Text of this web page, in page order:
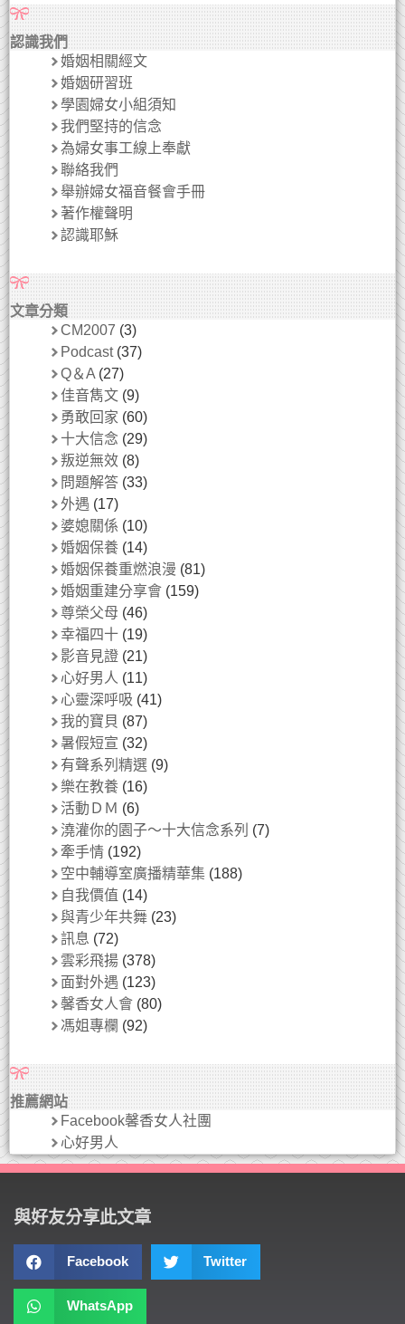
認識我們
婚姻相關經文
婚姻研習班
學園婦女小組須知
我們堅持的信念
為婦女事工線上奉獻
聯絡我們
舉辦婦女福音餐會手冊
著作權聲明
認識耶穌
文章分類
CM2007 (3)
Podcast(37)
Q＆A (27)
佳音雋文 (9)
勇敢回家 (60)
十大信念 (29)
叛逆無效 (8)
問題解答 (33)
外遇 (17)
婆媳關係 (10)
婚姻保養 (14)
婚姻保養重燃浪漫 (81)
婚姻重建分享會 (159)
尊榮父母 (46)
幸福四十 (19)
影音見證 (21)
心好男人 (11)
心靈深呼吸 (41)
我的寶貝 (87)
暑假短宣 (32)
有聲系列精選 (9)
樂在教養 (16)
活動ＤＭ (6)
澆灌你的園子～十大信念系列 (7)
牽手情 (192)
空中輔導室廣播精華集 (188)
自我價值 (14)
與青少年共舞 (23)
訊息 (72)
雲彩飛揚 (378)
面對外遇 (123)
馨香女人會 (80)
馮姐專欄 (92)
推薦網站
Facebook馨香女人社團
心好男人
與好友分享此文章
Facebook Twitter
WhatsApp